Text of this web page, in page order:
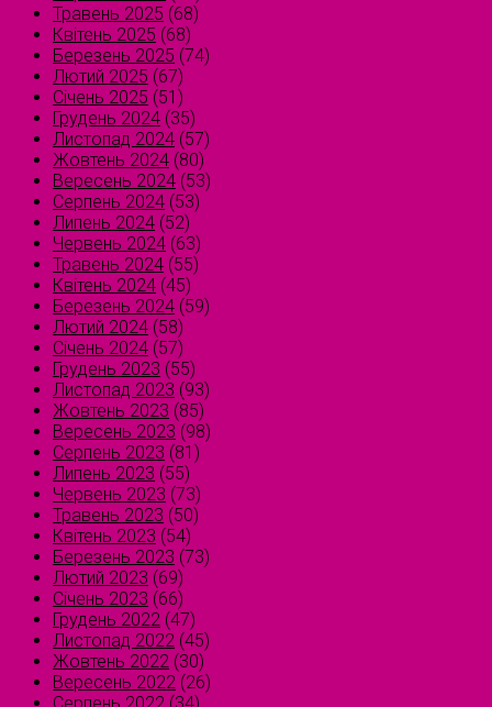
Травень 2025 (68)
Квітень 2025 (68)
Березень 2025 (74)
Лютий 2025 (67)
Січень 2025 (51)
Грудень 2024 (35)
Листопад 2024 (57)
Жовтень 2024 (80)
Вересень 2024 (53)
Серпень 2024 (53)
Липень 2024 (52)
Червень 2024 (63)
Травень 2024 (55)
Квітень 2024 (45)
Березень 2024 (59)
Лютий 2024 (58)
Січень 2024 (57)
Грудень 2023 (55)
Листопад 2023 (93)
Жовтень 2023 (85)
Вересень 2023 (98)
Серпень 2023 (81)
Липень 2023 (55)
Червень 2023 (73)
Травень 2023 (50)
Квітень 2023 (54)
Березень 2023 (73)
Лютий 2023 (69)
Січень 2023 (66)
Грудень 2022 (47)
Листопад 2022 (45)
Жовтень 2022 (30)
Вересень 2022 (26)